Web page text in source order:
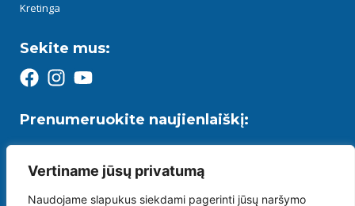
Vertiname jūsų privatumą
Naudojame slapukus siekdami pagerinti jūsų naršymo
Kretinga
Sekite mus:
Prenumeruokite naujienlaiškį:
Registruokitės ir gaukite specialius pasiūlymus bei naujienas pirmieji: